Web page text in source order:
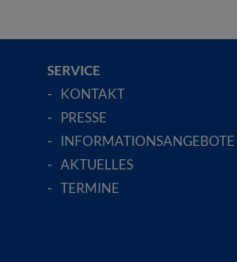
SERVICE
KONTAKT
PRESSE
INFORMATIONSANGEBOTE
AKTUELLES
TERMINE